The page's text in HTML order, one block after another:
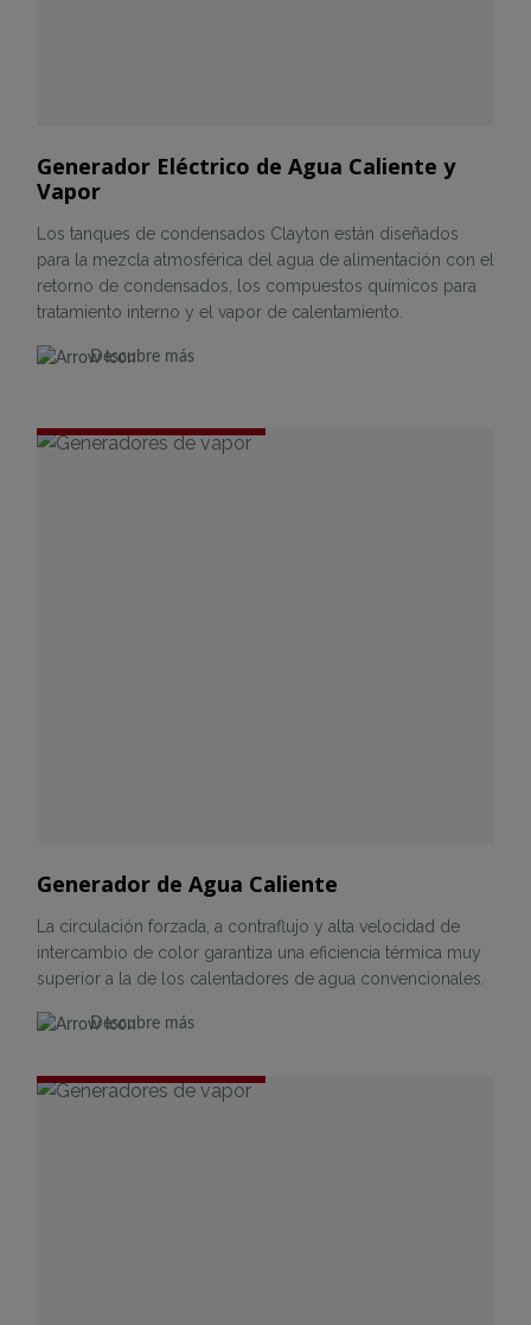
Generador Eléctrico de Agua Caliente y
Vapor
Los tanques de condensados Clayton están diseñados
para la mezcla atmosférica del agua de alimentación con el
retorno de condensados, los compuestos químicos para
tratamiento interno y el vapor de calentamiento.
Descubre más
Generador de Agua Caliente
La circulación forzada, a contraflujo y alta velocidad de
intercambio de color garantiza una eficiencia térmica muy
superior a la de los calentadores de agua convencionales.
Descubre más